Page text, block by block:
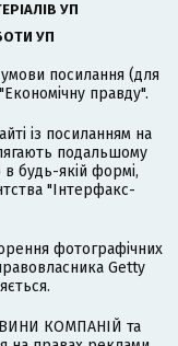
УП
УП
посилання (для
правду".
із посиланням на
подальшому
будь-якій формі,
"Інтерфакс-
фотографічних
Getty
КОМПАНІЙ та